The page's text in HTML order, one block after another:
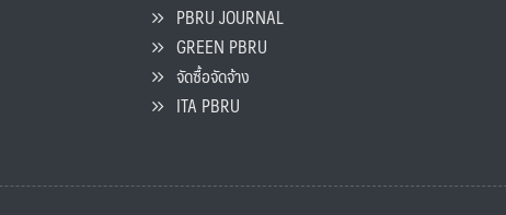
PBRU JOURNAL
GREEN PBRU
จัดซื้อจัดจ้าง
ITA PBRU